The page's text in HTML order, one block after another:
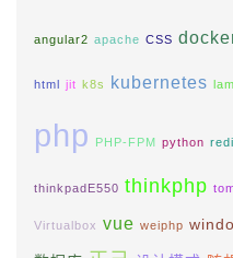
angular2 apache CSS
html jit k8s kubernetes
php PHP-FPM python
thinkpadE550 thinkphp
Virtualbox vue weiphp